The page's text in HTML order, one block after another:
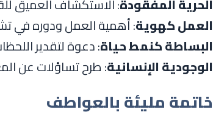
الحرية المفقودة: الاستكشاف العميق
العمل كهوية: أهمية العمل ودوره في
البساطة كنمط حياة: دعوة لتقدير
الوجودية الإنسانية: طرح تساؤلات عن
خاتمة مليئة بالعواطف